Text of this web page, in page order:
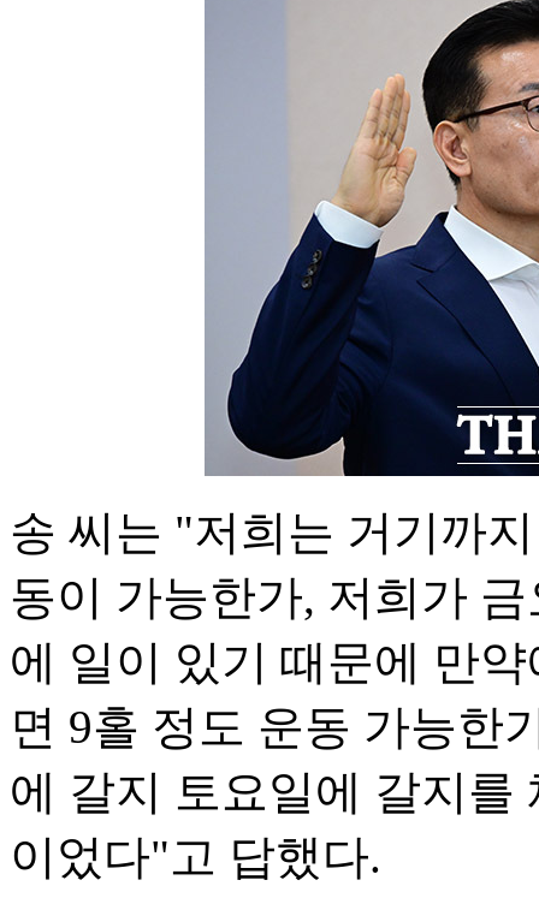
송 씨는 "저희는 거기까
동이 가능한가, 저희가
에 일이 있기 때문에 만
면 9홀 정도 운동 가능한
에 갈지 토요일에 갈지를
이었다"고 답했다.